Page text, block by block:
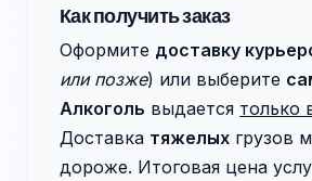
Как получить заказ
Оформите доставку
или позже) или выберите
Алкоголь выдается только
Доставка тяжелых грузов
дороже. Итоговая цена